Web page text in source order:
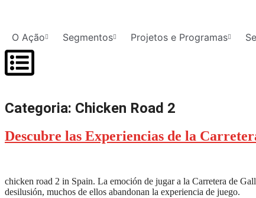
O Ação Segmentos Projetos e Programas
Categoria: Chicken Road 2
Descubre las Experiencias de la
chicken road 2 in Spain. La emoción de jugar a la Carretera de
desilusión, muchos de ellos abandonan la experiencia de juego.